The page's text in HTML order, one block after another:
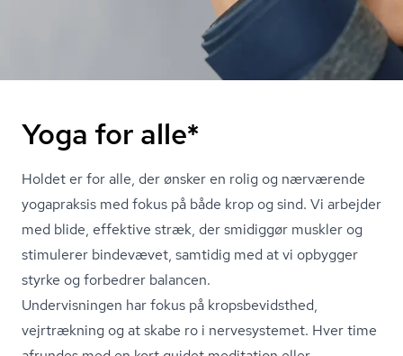
Yoga for alle*
Holdet er for alle, der ønsker en rolig og nærværende
yogapraksis med fokus på både krop og sind. Vi arbejder
med blide, effektive stræk, der smidiggør muskler og
stimulerer bindevævet, samtidig med at vi opbygger
styrke og forbedrer balancen.
Undervisningen har fokus på kro­ps­be­vidst­hed,
vejrtrækning og at skabe ro i nervesystemet. Hver time